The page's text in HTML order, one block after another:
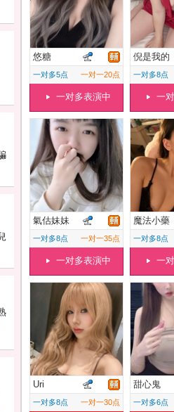
悠糖
一对多5点 一对一20点
一对多表演中
倪是我的
一对多8点
一
氣估妹妹
一对多8点 一对一35点
一对多表演中
魔法小藥
一对多8点
一
Uri
一对多8点 一对一30点
甜心鬼
一对多6点